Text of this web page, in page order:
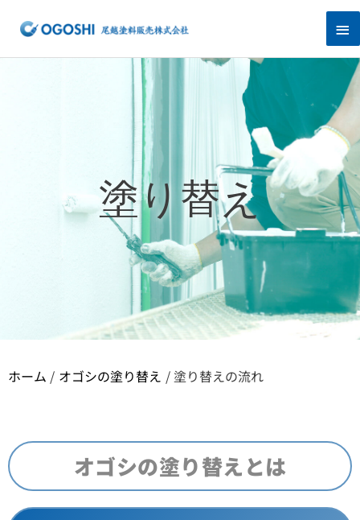
ス
メ
イ
ン
メ
ニ
ュ
ー
塗り替え
ホーム / オゴシの塗り替え / 塗り替えの流れ
オゴシの塗り替えとは